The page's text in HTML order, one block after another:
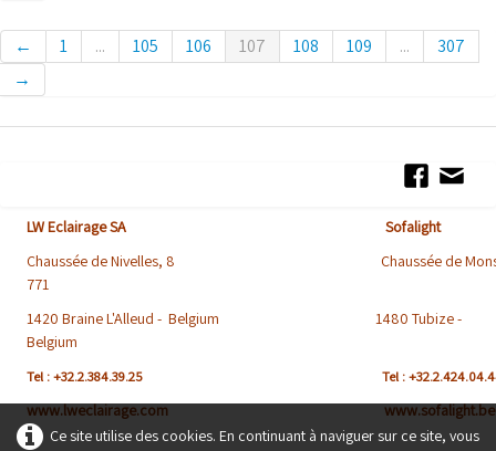
← 1 ... 105 106 107 108 109 ...
307
→
LW Eclairage SA Sofalight
Chaussée de Nivelles, 8 Chaussée de
771
1420 Braine L'Alleud - Belgium 1480 Tubize -
Belgium
Tel : +32.2.384.39.25 Tel :
www.lweclairage.com www.sofalight.be
Ce site utilise des cookies. En continuant à naviguer sur ce site, vous